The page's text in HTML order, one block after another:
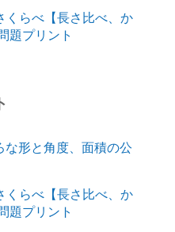
らべ【長さ比べ、か
題プリント
な形と角度、面積の公
らべ【長さ比べ、か
題プリント